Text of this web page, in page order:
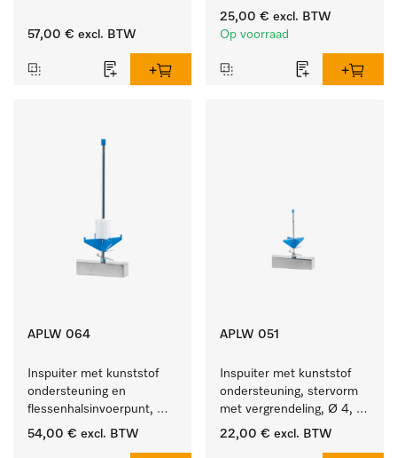
57,00 € excl. BTW
25,00 € excl. BTW
Op voorraad
APLW 064
Inspuiter met kunststof
ondersteuning en
flessenhalsinvoerpunt,
ster, Ø 6, lengte 225 mm.
54,00 € excl. BTW
APLW 051
Inspuiter met kunststof
ondersteuning, stervorm
met vergrendeling, Ø 4,
lengte 110 mm.
22,00 € excl. BTW